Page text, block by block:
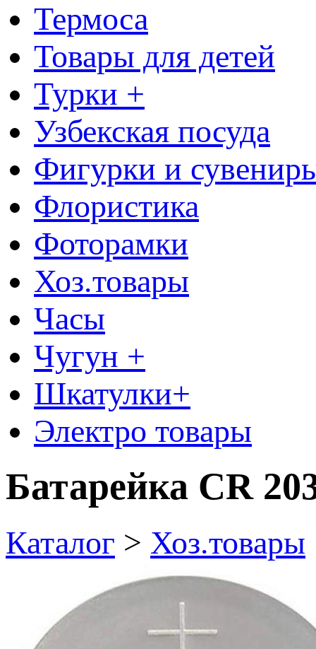
Термоса
Товары для детей
Турки +
Узбекская посуда
Фигурки и
Флористика
Фоторамки
Хоз.товары
Часы
Чугун +
Шкатулки+
Электро товары
Батарейка CR
Каталог > Хоз.товары